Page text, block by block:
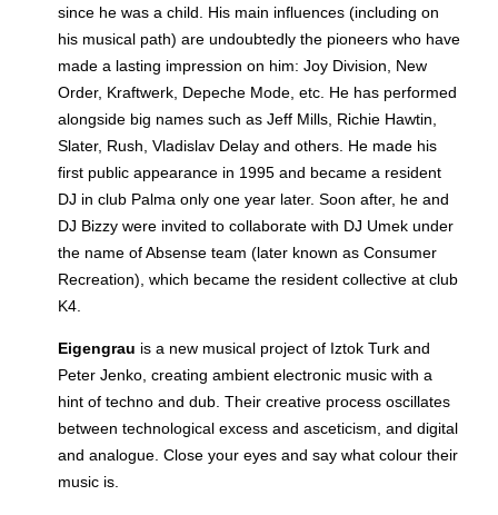
since he was a child. His main influences (including on
his musical path) are undoubtedly the pioneers who have
made a lasting impression on him: Joy Division, New
Order, Kraftwerk, Depeche Mode, etc. He has performed
alongside big names such as Jeff Mills, Richie Hawtin,
Slater, Rush, Vladislav Delay and others. He made his
first public appearance in 1995 and became a resident
DJ in club Palma only one year later. Soon after, he and
DJ Bizzy were invited to collaborate with DJ Umek under
the name of Absense team (later known as Consumer
Recreation), which became the resident collective at club
K4.
Eigengrau is a new musical project of Iztok Turk and
Peter Jenko, creating ambient electronic music with a
hint of techno and dub. Their creative process oscillates
between technological excess and asceticism, and digital
and analogue. Close your eyes and say what colour their
music is.